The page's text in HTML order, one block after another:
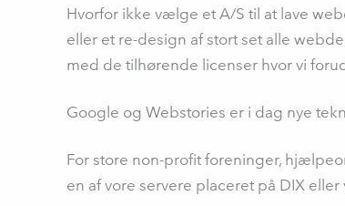
Hvorfor ikke vælge et A/S til at lave
eller et re-design af stort set alle
med de tilhørende licenser hvor vi
Google og Webstories er i dag nye
For store non-profit foreninger,
en af vore servere placeret på DIX